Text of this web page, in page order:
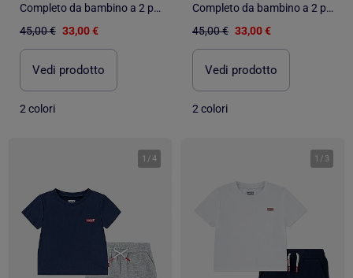
Completo da bambino a 2 pezzi in cotone - Levi's Kids
45,00 € 33,00 €
Vedi prodotto
2 colori
Completo da bambino a 2 pezzi in cotone - Levi's Kids
45,00 € 33,00 €
Vedi prodotto
2 colori
1 /4 1 / 3